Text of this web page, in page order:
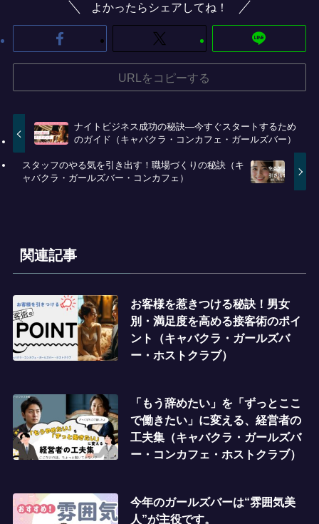
よかったらシェアしてね！
URLをコピーする
ナイトビジネス成功の秘訣—今すぐスタートするため
のガイド（キャバクラ・コンカフェ・ガールズバー）
スタッフのやる気を引き出す！職場づくりの秘訣（キ
ャバクラ・ガールズバー・コンカフェ）
関連記事
お客様を惹きつける秘訣！男女
別・満足度を高める接客術のポイ
ント（キャバクラ・ガールズバ
ー・ホストクラブ）
「もう辞めたい」を「ずっとここ
で働きたい」に変える、経営者の
工夫集（キャバクラ・ガールズバ
ー・コンカフェ・ホストクラブ）
今年のガールズバーは“雰囲気美
人”が主役です。